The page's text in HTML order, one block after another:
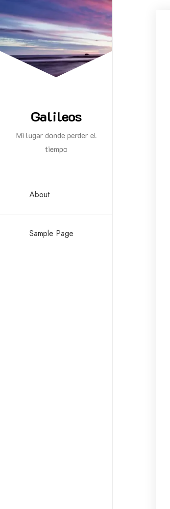
al
contenido
Galileos
Mi lugar donde perder el
tiempo
About
Sample Page